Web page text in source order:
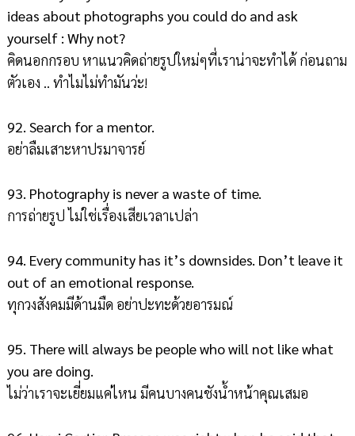
ideas about photographs you could do and ask
yourself : Why not?
คิดนอกกรอบ หาแนวคิดถ่ายรูปใหม่ๆที่เราน่าจะทำได้ ก่อนถาม
ตัวเอง .. ทำไมไม่ทำมันว่ะ!
92. Search for a mentor.
อย่าลืมเสาะหาปรมาจารย์
93. Photography is never a waste of time.
การถ่ายรูป ไม่ใช่เรื่องเสียเวลาเปล่า
94. Every community has it’s downsides. Don’t leave it
out of an emotional response.
ทุกวงสังคมมีด้านมืด อย่าปะทะด้วยอารมณ์
95. There will always be people who will not like what
you are doing.
ไม่ว่าเราจะเยี่ยมแค่ไหน มีคนบางคนชังน้ำหน้าคุณเสมอ